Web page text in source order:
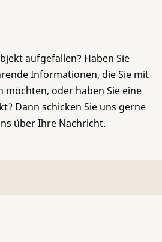
aufgefallen? Haben Sie
Informationen, die Sie mit
möchten, oder haben Sie eine
Dann schicken Sie uns gerne
über Ihre Nachricht.